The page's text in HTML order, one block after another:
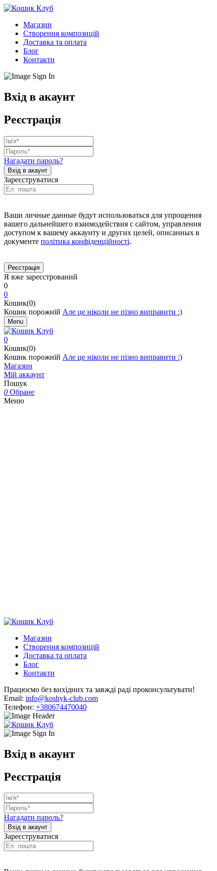
Магазин
Створення композицій
Доставка та оплата
Блог
Контакти
Вхід в акаунт
Реєстрація
Нагадати пароль?
Зареєструватися
Ваши личные данные будут использоваться для упрощения
вашего дальнейшего взаимодействия с сайтом, управления
доступом к вашему аккаунту и других целей, описанных в
документе політика конфіденційності.
Я вже зареєстрований
0
0
Кошик(0)
Кошик порожній Але це ніколи не пізно виправити :)
Menu
0
Кошик(0)
Кошик порожній Але це ніколи не пізно виправити :)
Магазин
Мій аккаунт
Пошук
0 Обране
Меню
Магазин
Створення композицій
Доставка та оплата
Блог
Контакти
Працюємо без вихідних та завжді раді проконсультувати!
Email: info@koshyk-club.com
Телефон: +380674470040
Вхід в акаунт
Реєстрація
Нагадати пароль?
Зареєструватися